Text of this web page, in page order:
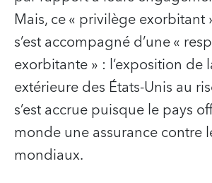
Mais, ce « privilège exorbitant
s’est accompagné d’une «
exorbitante » : l’exposition de
extérieure des États-Unis au
s’est accrue puisque le pays
monde une assurance contre
mondiaux.